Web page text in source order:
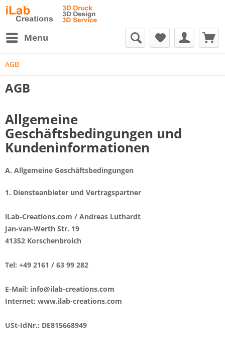
Menu
AGB
AGB
Allgemeine
Geschäftsbedingungen und
Kundeninformationen
A. Allgemeine Geschäftsbedingungen
1. Diensteanbieter und Vertragspartner
iLab-Creations.com / Andreas Luthardt
Jan-van-Werth Str. 19
41352 Korschenbroich
Tel: +49 2161 / 63 99 282
E-Mail: info@ilab-creations.com
Internet: www.ilab-creations.com
USt-IdNr.: DE815668949